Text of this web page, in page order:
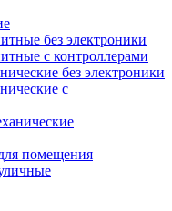
без электроники
с контроллерами
без электроники
с
помещения